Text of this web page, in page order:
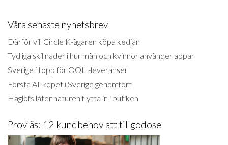
Våra senaste nyhetsbrev
Därför vill Circle K-ägaren köpa kedjan
Tydliga skillnader i hur män och kvinnor använder appar
Sverige i topp för OOH-leveranser
Första AI-köpet i Sverige genomfört
Haglöfs låter naturen flytta in i butiken
Provläs: 12 kundbehov att tillgodose